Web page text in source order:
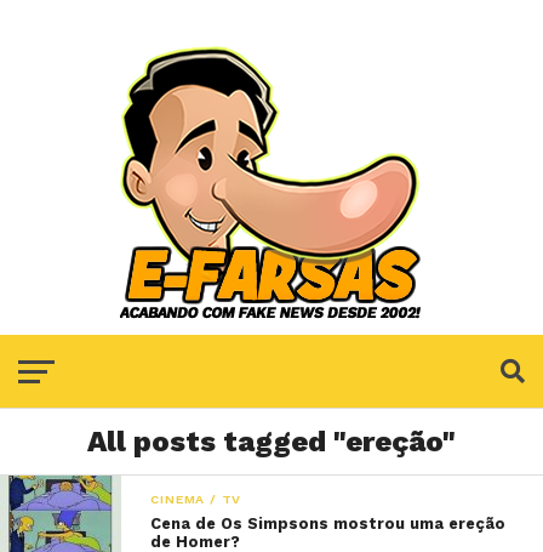
All posts tagged "ereção"
CINEMA / TV
Cena de Os Simpsons mostrou uma ereção
de Homer?